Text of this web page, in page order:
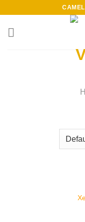
content